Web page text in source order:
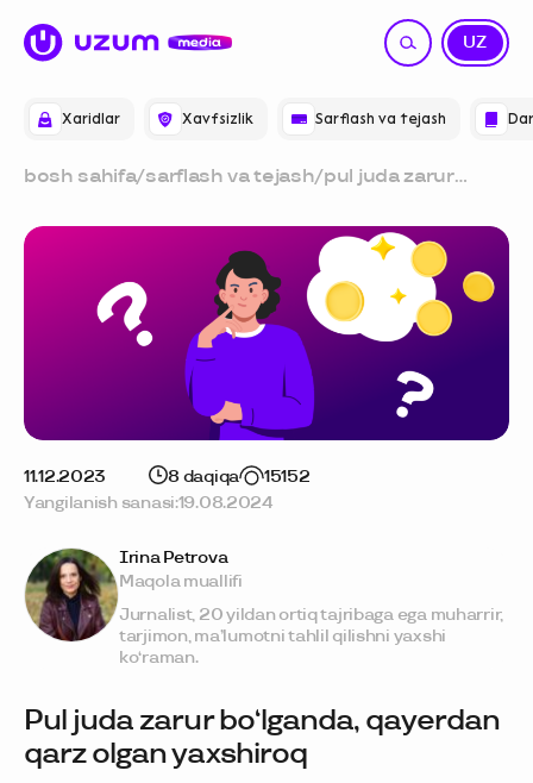
Xaridlar Xavfsizlik Sarflash va tejash
UZ
RU
bosh sahifa/sarflash va tejash/pul juda zarur
qayerdan qarz
olgan yaxshiroq
11.12.2023 8 daqiqa
15152
Yangilanish sanasi:19.08.2024
Pul juda zarur bo‘lganda, qayerdan
qarz olgan yaxshiroq
Irina Petrova
Maqola muallifi
Jurnalist, 20 yildan ortiq tajribaga ega muharrir,
tarjimon, ma’lumotni tahlil qilishni yaxshi
ko‘raman.